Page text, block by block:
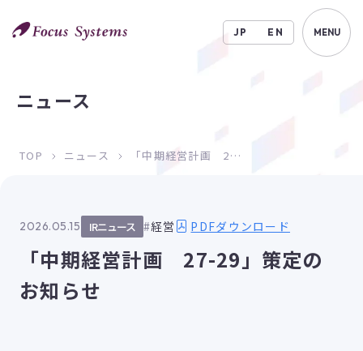
JP EN MENU
ニュース
TOP ニュース 「中期経営計画 27-29」策定のお知らせ
2026.05.15 IRニュース 経営 PDFダウンロード
「中期経営計画 27-29」策定の
お知らせ